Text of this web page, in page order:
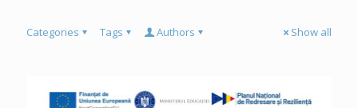
Categories Tags Authors Show all